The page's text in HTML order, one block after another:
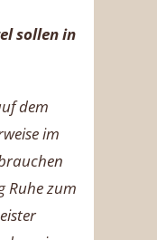
sollen in
dem
im
Ruhe zum